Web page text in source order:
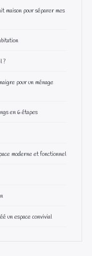
maison pour séparer mes
?
pour un ménage
en 6 étapes
moderne et fonctionnel
un espace convivial